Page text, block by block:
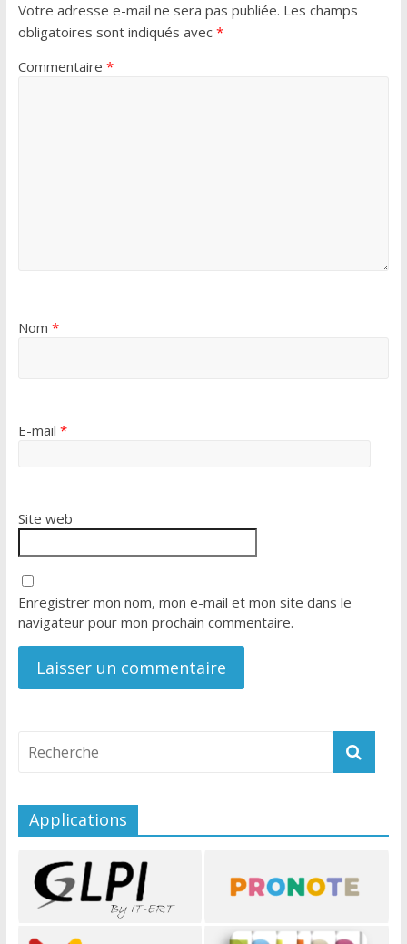
Votre adresse e-mail ne sera pas publiée. Les champs
obligatoires sont indiqués avec *
Commentaire *
Nom *
E-mail *
Site web
Enregistrer mon nom, mon e-mail et mon site dans le
navigateur pour mon prochain commentaire.
Applications